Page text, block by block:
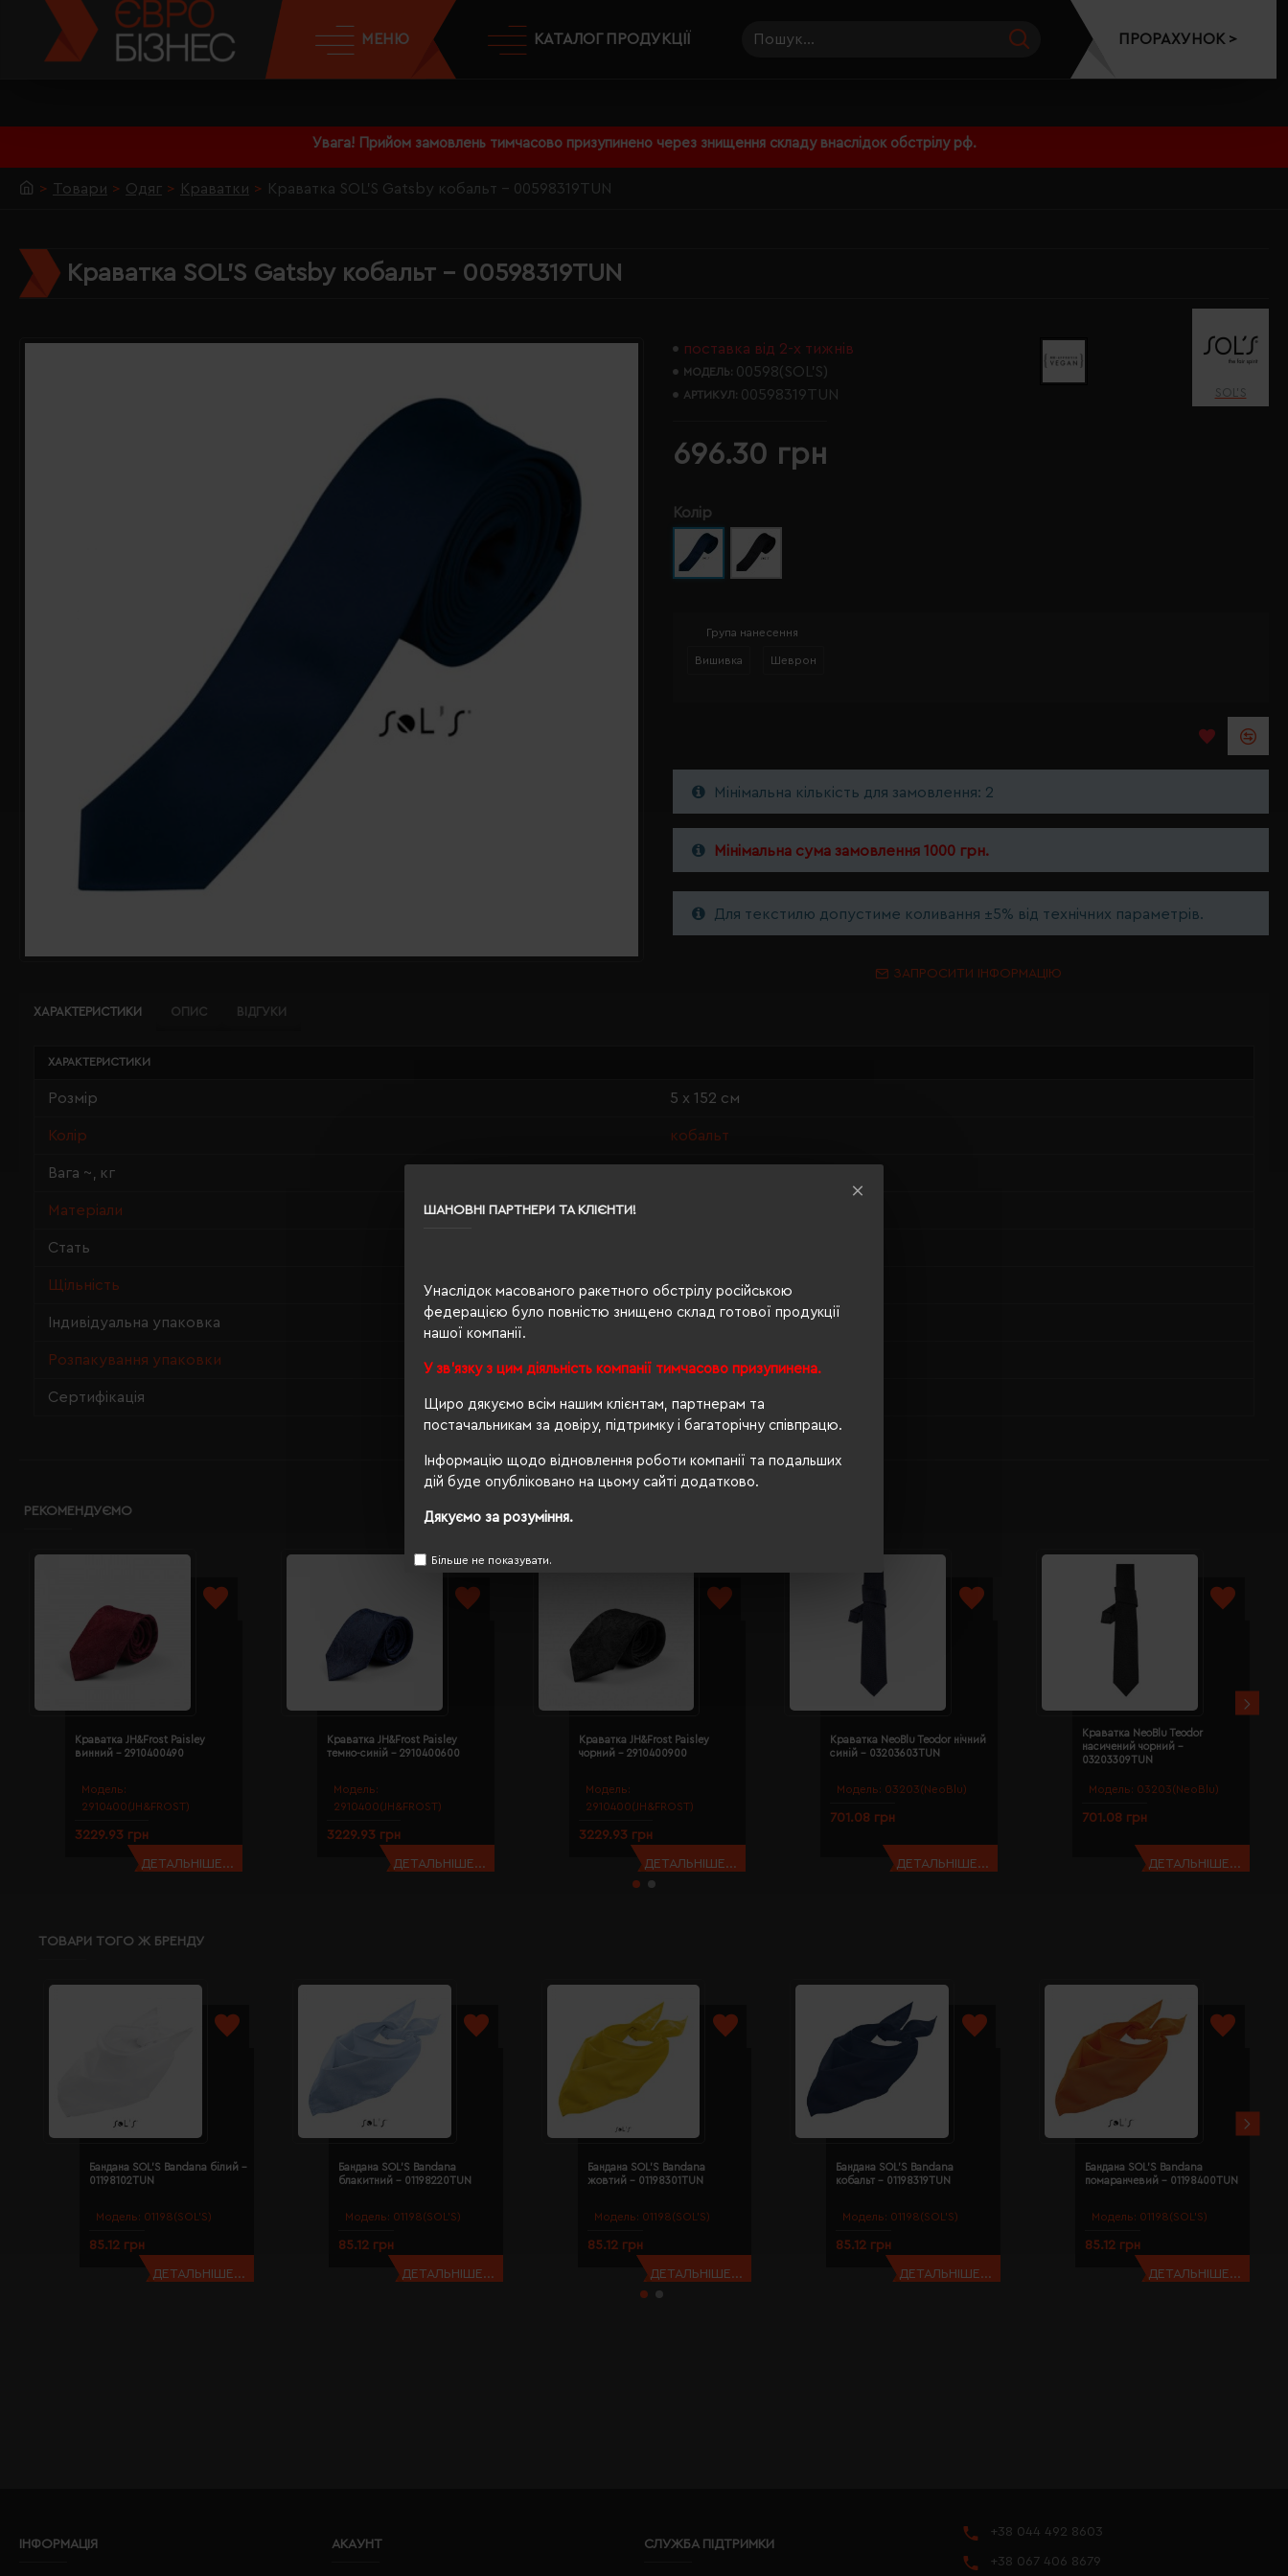
ШАНОВНІ ПАРТНЕРИ ТА КЛІЄНТИ!
Унаслідок масованого ракетного обстрілу російською
федерацією було повністю знищено склад готової продукції
нашої компанії.
У зв'язку з цим діяльність компанії тимчасово призупинена.
Щиро дякуємо всім нашим клієнтам, партнерам та
постачальникам за довіру, підтримку і багаторічну співпрацю.
Інформацію щодо відновлення роботи компанії та подальших
дій буде опубліковано на цьому сайті додатково.
Дякуємо за розуміння.
Більше не показувати.
Увага! Прийом замовлень тимчасово призупинено через знищення складу внаслідок обстрілу рф.
МЕНЮ КАТАЛОГ ПРОДУКЦІЇ ПРОРАХУНОК >
Товари Одяг Краватки Краватка SOL'S Gatsby кобальт - 00598319TUN
Краватка SOL'S Gatsby кобальт - 00598319TUN
поставка від 2-х тижнів
МОДЕЛЬ: 00598(SOL’S)
АРТИКУЛ: 00598319TUN SOL’S
696.30 грн
Колір
Група нанесення
Вишивка Шеврон
Мінімальна кількість для замовлення: 2
Мінімальна сума замовлення 1000 грн.
Для текстилю допустиме коливання ±5% від технічних параметрів.
ЗАПРОСИТИ ІНФОРМАЦІЮ
ХАРАКТЕРИСТИКИ ОПИС ВІДГУКИ
ХАРАКТЕРИСТИКИ
Розмір 5 х 152 см
Колір кобальт
Вага ~, кг
Матеріали
Стать
Щільність 270 г/м²
Індивідуальна упаковка п/е пакет
Розпакування упаковки
Сертифікація
РЕКОМЕНДУЄМО
Модель:
2910400(JH&FROST)
Краватка JH&Frost Paisley
винний - 2910400490
3229.93 грн
ДЕТАЛЬНІШЕ...
Модель:
2910400(JH&FROST)
Краватка JH&Frost Paisley
темно-синій - 2910400600
3229.93 грн
ДЕТАЛЬНІШЕ...
Модель:
2910400(JH&FROST)
Краватка JH&Frost Paisley
чорний - 2910400900
3229.93 грн
ДЕТАЛЬНІШЕ...
Модель: 03203(NeoBlu)
Краватка NeoBlu Teodor нічний
синій - 03203603TUN
701.08 грн
ДЕТАЛЬНІШЕ...
Модель: 03203(NeoBlu)
Краватка NeoBlu Teodor
насичений чорний -
03203309TUN
701.08 грн
ДЕТАЛЬНІШЕ...
ТОВАРИ ТОГО Ж БРЕНДУ
Модель: 01198(SOL’S)
Бандана SOL'S Bandana білий -
01198102TUN
85.12 грн
ДЕТАЛЬНІШЕ...
Модель: 01198(SOL’S)
Бандана SOL'S Bandana
блакитний - 01198220TUN
85.12 грн
ДЕТАЛЬНІШЕ...
Модель: 01198(SOL’S)
Бандана SOL'S Bandana
жовтий - 01198301TUN
85.12 грн
ДЕТАЛЬНІШЕ...
Модель: 01198(SOL’S)
Бандана SOL'S Bandana
кобальт - 01198319TUN
85.12 грн
ДЕТАЛЬНІШЕ...
Модель: 01198(SOL’S)
Бандана SOL'S Bandana
помаранчевий - 01198400TUN
85.12 грн
ДЕТАЛЬНІШЕ...
ІНФОРМАЦІЯ АКАУНТ СЛУЖБА ПІДТРИМКИ
+38 044 492 8603
+38 067 406 8679